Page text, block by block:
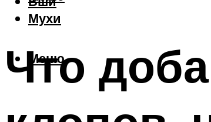
Мухи
Меню
Что